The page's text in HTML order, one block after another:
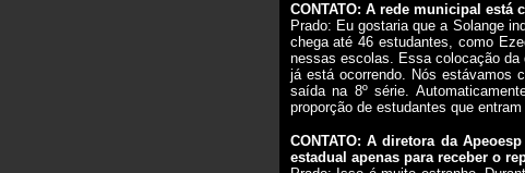
CONTATO: A rede municipal está
Prado: Eu gostaria que a Solange
chega até 46 estudantes, como
nessas escolas. Essa colocação da
já está ocorrendo. Nós estávamos
saída na 8º série.
proporção de estudantes que
CONTATO: A diretora da
estadual apenas para receber o